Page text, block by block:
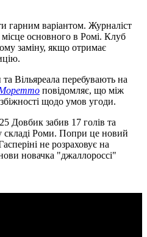
гарним варіантом. Журналіст
основного в Ромі. Клуб
заміну, якщо отримає
Вільяреала перебувають на
повідомляє, що між
щодо умов угоди.
Довбик забив 17 голів та
складі Роми. Попри це новий
не розраховує на
новачка "джаллороссі"